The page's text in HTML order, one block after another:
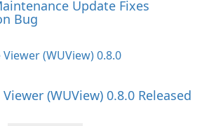
Update Fixes
Bug
(WUView) 0.8.0 Released